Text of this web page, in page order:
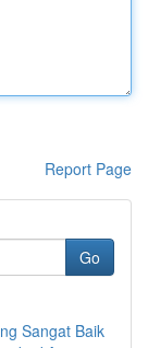
Report Page
Go
Sangat Baik